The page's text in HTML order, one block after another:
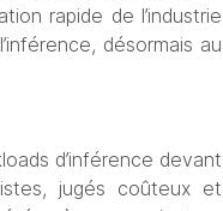
rapide de l’industrie
désormais au
d’inférence devant
jugés coûteux et